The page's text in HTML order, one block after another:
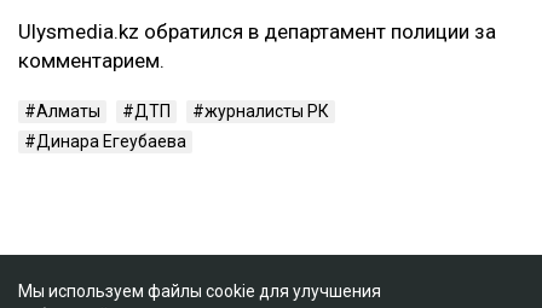
Ulysmedia.kz обратился в департамент полиции за
комментарием.
Алматы ДТП
журналисты РК
Динара Егеубаева
Мы используем файлы cookie для улучшения